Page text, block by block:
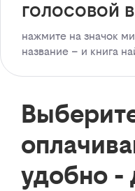
голосовой
нажмите на значок
название – и книга
удобно -